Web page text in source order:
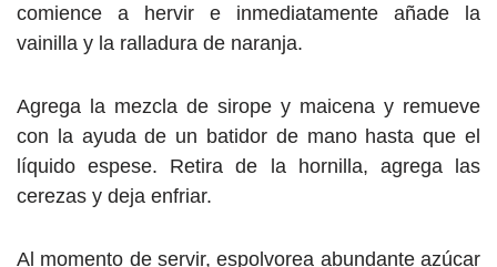
comience a hervir e inmediatamente añade la
vainilla y la ralladura de naranja.
Agrega la mezcla de sirope y maicena y remueve
con la ayuda de un batidor de mano hasta que el
líquido espese. Retira de la hornilla, agrega las
cerezas y deja enfriar.
Al momento de servir, espolvorea abundante azúcar